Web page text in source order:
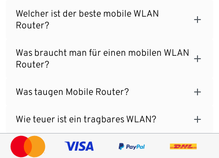
Welcher ist der beste mobile WLAN
Router?
Was braucht man für einen mobilen WLAN
Router?
Was taugen Mobile Router?
Wie teuer ist ein tragbares WLAN?